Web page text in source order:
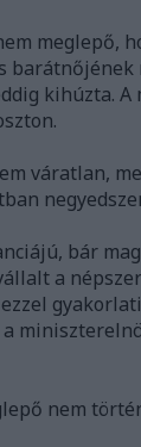
meglepő,
kihúzta.
váratlan,
bár
a
nem